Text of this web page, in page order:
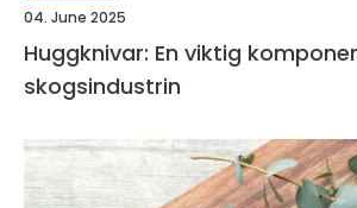
04. June 2025
Huggknivar: En viktig
skogsindustrin